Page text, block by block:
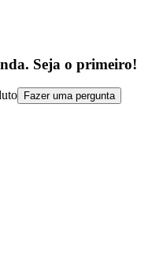
Seja o primeiro!
Fazer uma pergunta